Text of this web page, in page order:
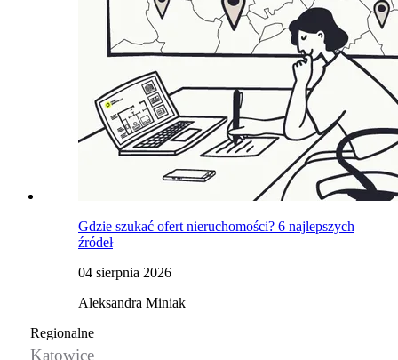
Gdzie szukać ofert nieruchomości? 6 najlepszych
źródeł
04 sierpnia 2026
Aleksandra Miniak
Regionalne
Katowice